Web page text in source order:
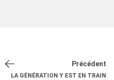
Précédent
LA GÉNÉRATION Y EST EN TRAIN